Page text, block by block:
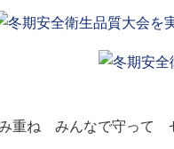
重ね みんなで守って